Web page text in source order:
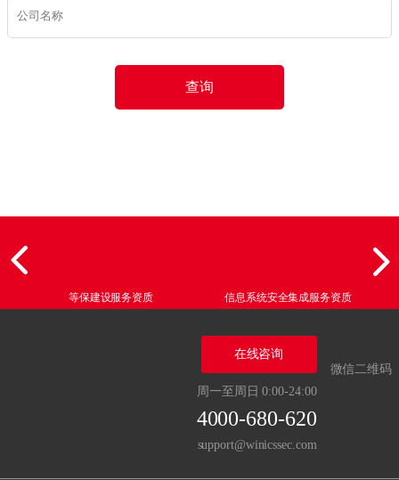
查询
等保建设服务资质 信息系统安全集成服务资质
微信二维码
在线咨询
周一至周日 0:00-24:00
4000-680-620
support@winicssec.com